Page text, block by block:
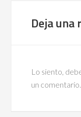
Deja una
Lo siento,
un comentario.